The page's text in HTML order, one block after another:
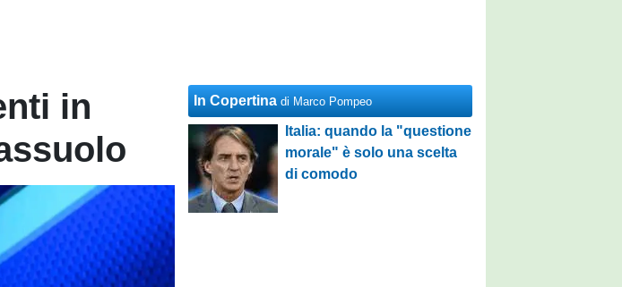
in
In Copertina di Marco Pompeo
Italia: quando la "questione
morale" è solo una scelta
di comodo